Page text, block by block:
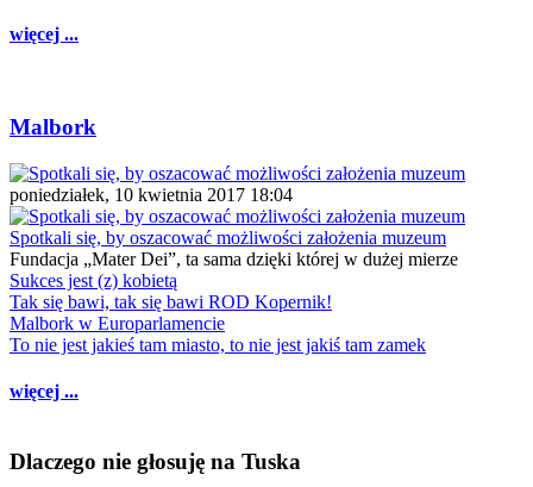
więcej ...
Malbork
poniedziałek, 10 kwietnia 2017 18:04
Spotkali się, by oszacować możliwości założenia muzeum
Fundacja „Mater Dei”, ta sama dzięki której w dużej mierze
Sukces jest (z) kobietą
Tak się bawi, tak się bawi ROD Kopernik!
Malbork w Europarlamencie
To nie jest jakieś tam miasto, to nie jest jakiś tam zamek
więcej ...
Dlaczego nie głosuję na Tuska